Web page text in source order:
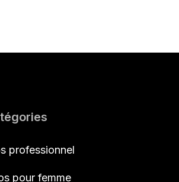
professionnel
pour femme